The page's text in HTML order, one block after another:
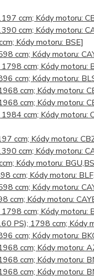
ccm; Kódy motoru:
ccm; Kódy motoru:
Kódy motoru: BSE]
ccm; Kódy motoru:
ccm; Kódy motoru:
ccm; Kódy motoru:
ccm; Kódy motoru:
ccm; Kódy motoru:
ccm; Kódy motoru:
ccm; Kódy motoru:
ccm; Kódy motoru:
Kódy motoru:
ccm; Kódy motoru:
ccm; Kódy motoru:
ccm; Kódy motoru:
ccm; Kódy motoru:
PS); 1798 ccm; Kódy
ccm; Kódy motoru:
ccm; Kódy motoru:
ccm; Kódy motoru:
ccm; Kódy motoru: